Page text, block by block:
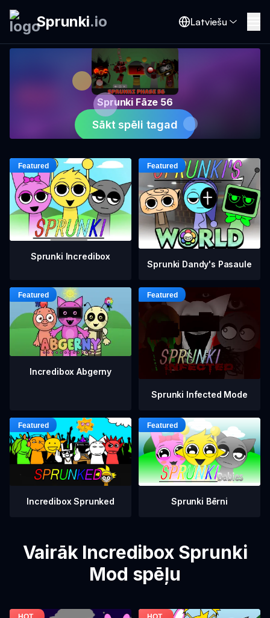
Sprunki.io Latviešu
Sprunki Fāze 56
Sākt spēli tagad
Sprunki Incredibox
Sprunki Dandy's Pasaule
Incredibox Abgerny
Sprunki Infected Mode
Incredibox Sprunked Sprunki Bērni
Vairāk Incredibox Sprunki
Mod spēļu